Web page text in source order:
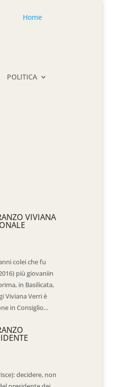
Home
POLITICA
VIVIANA
colei che fu
più giovaniin
in Basilicata,
Viviana Verri è
in Consiglio...
decidere, non